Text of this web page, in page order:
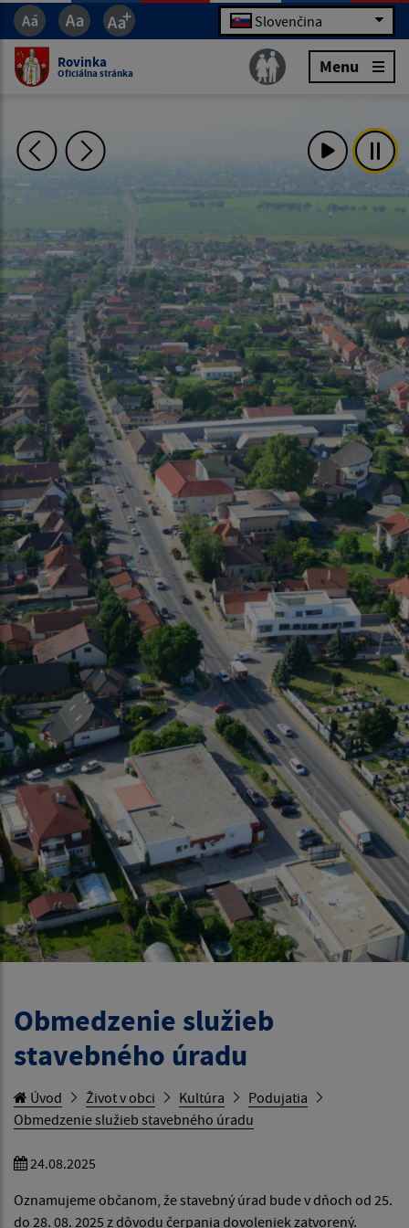
Slovenčina
Rovinka
Oficiálna stránka Menu
Obmedzenie služieb
stavebného úradu
Úvod Život v obci Kultúra
Podujatia
Obmedzenie služieb stavebného úradu
24.08.2025
Oznamujeme občanom, že stavebný úrad bude v dňoch od 25.
do 28. 08. 2025 z dôvodu čerpania dovoleniek zatvorený.